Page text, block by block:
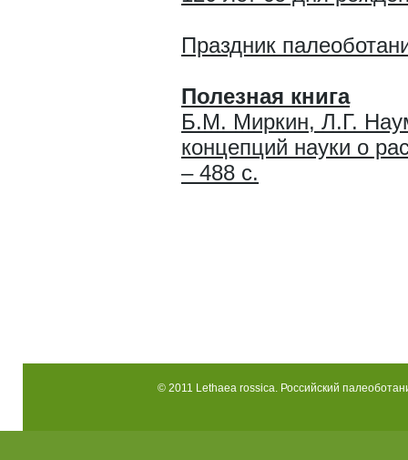
Праздник
Полезная книга
Б.М. Миркин, Л.Г.
концепций науки о
– 488 с.
© 2011 Lethaea rossica. Российский